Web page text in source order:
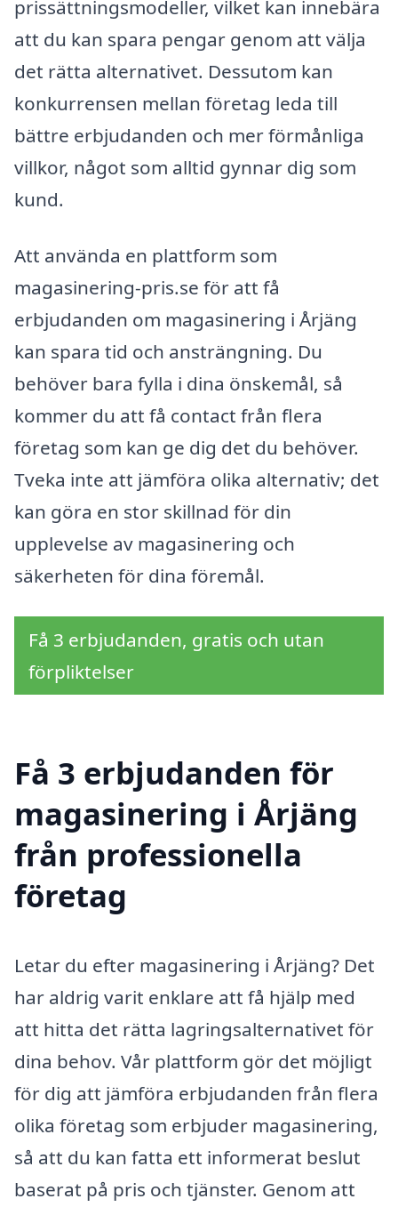
prissättningsmodeller, vilket kan innebära
att du kan spara pengar genom att välja
det rätta alternativet. Dessutom kan
konkurrensen mellan företag leda till
bättre erbjudanden och mer förmånliga
villkor, något som alltid gynnar dig som
kund.
Att använda en plattform som
magasinering-pris.se för att få
erbjudanden om magasinering i Årjäng
kan spara tid och ansträngning. Du
behöver bara fylla i dina önskemål, så
kommer du att få contact från flera
företag som kan ge dig det du behöver.
Tveka inte att jämföra olika alternativ; det
kan göra en stor skillnad för din
upplevelse av magasinering och
säkerheten för dina föremål.
Få 3 erbjudanden, gratis och utan
förpliktelser
Få 3 erbjudanden för
magasinering i Årjäng
från professionella
företag
Letar du efter magasinering i Årjäng? Det
har aldrig varit enklare att få hjälp med
att hitta det rätta lagringsalternativet för
dina behov. Vår plattform gör det möjligt
för dig att jämföra erbjudanden från flera
olika företag som erbjuder magasinering,
så att du kan fatta ett informerat beslut
baserat på pris och tjänster. Genom att